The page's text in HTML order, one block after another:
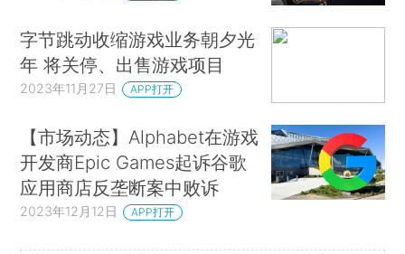
字节跳动收缩游戏业务朝夕光
年 将关停、出售游戏项目
2023年11月27日 APP打开
【市场动态】Alphabet在游戏
开发商Epic Games起诉谷歌
应用商店反垄断案中败诉
2023年12月12日 APP打开